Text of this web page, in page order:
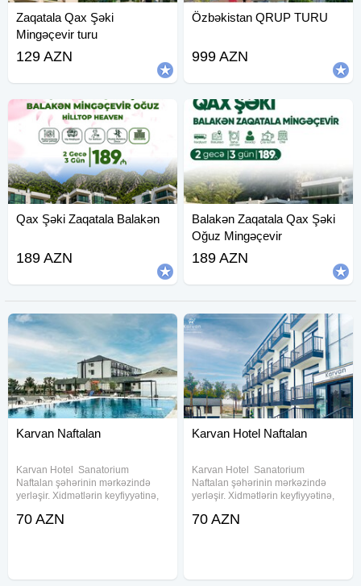
Zaqatala Qax Şəki
Mingəçevir turu
129 AZN
Özbəkistan QRUP TURU
999 AZN
Qax Şəki Zaqatala Balakən
189 AZN
Balakən Zaqatala Qax Şəki
Oğuz Mingəçevir
189 AZN
Karvan Naftalan
Karvan Hotel Sanatorium
Naftalan şəhərinin mərkəzində
yerləşir. Xidmətlərin keyfiyyətinə,
rahatlığına görə ən yaxşı
70 AZN
Karvan Hotel Naftalan
Karvan Hotel Sanatorium
Naftalan şəhərinin mərkəzində
yerləşir. Xidmətlərin keyfiyyətinə,
rahatlığına görə ən yaxşı
70 AZN